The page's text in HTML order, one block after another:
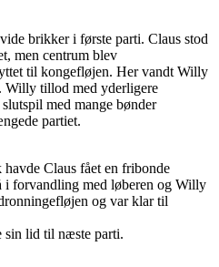
brikker i første parti. Claus stod
men centrum blev
til kongefløjen. Her vandt Willy
Willy tillod med yderligere
med mange bønder
partiet.
Claus fået en fribonde
i forvandling med løberen og Willy
og var klar til
sin lid til næste parti.